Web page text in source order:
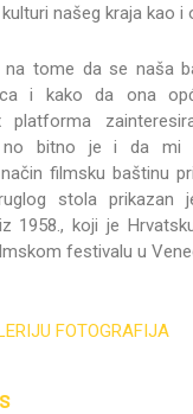
našeg kraja kao i
na tome da se naša
i kako da ona
platforma
no bitno je i da mi
filmsku baštinu
stola prikazan
1958., koji je
festivalu u
FOTOGRAFIJA